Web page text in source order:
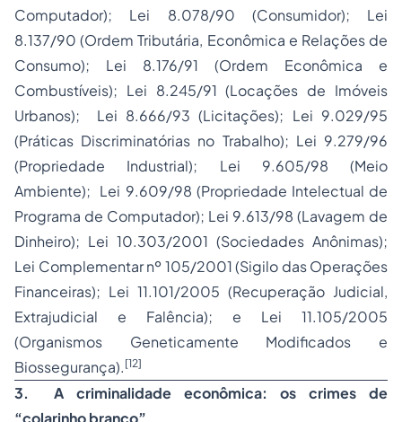
Computador); Lei 8.078/90 (Consumidor); Lei
8.137/90 (Ordem Tributária, Econômica e Relações de
Consumo); Lei 8.176/91 (Ordem Econômica e
Combustíveis); Lei 8.245/91 (Locações de Imóveis
Urbanos); Lei 8.666/93 (Licitações); Lei 9.029/95
(Práticas Discriminatórias no Trabalho); Lei 9.279/96
(Propriedade Industrial); Lei 9.605/98 (Meio
Ambiente); Lei 9.609/98 (Propriedade Intelectual de
Programa de Computador); Lei 9.613/98 (Lavagem de
Dinheiro); Lei 10.303/2001 (Sociedades Anônimas);
Lei Complementar nº 105/2001 (Sigilo das Operações
Financeiras); Lei 11.101/2005 (Recuperação Judicial,
Extrajudicial e Falência); e Lei 11.105/2005
(Organismos Geneticamente Modificados e
Biossegurança). [12]
3. A criminalidade econômica: os crimes de
“colarinho branco”